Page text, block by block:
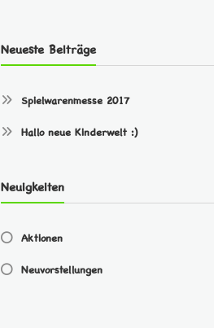
Neueste Beiträge
Spielwarenmesse 2017
Hallo neue Kinderwelt :)
Neuigkeiten
Aktionen
Neuvorstellungen